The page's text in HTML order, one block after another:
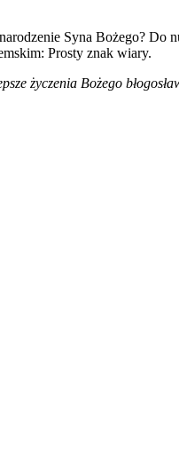
Syna Bożego? Do
Prosty znak wiary.
życzenia Bożego